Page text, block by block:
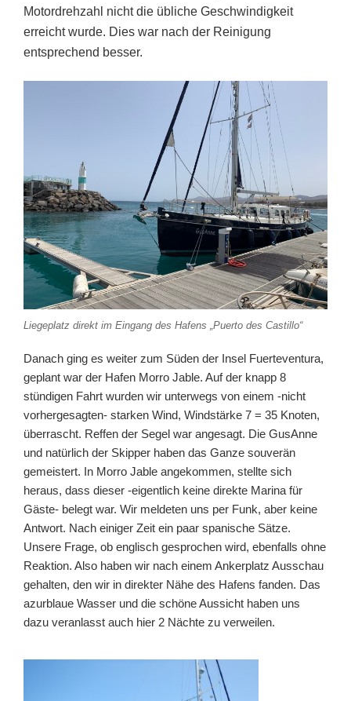
Motordrehzahl nicht die übliche Geschwindigkeit
erreicht wurde. Dies war nach der Reinigung
entsprechend besser.
Liegeplatz direkt im Eingang des Hafens „Puerto des Castillo“
Danach ging es weiter zum Süden der Insel Fuerteventura,
geplant war der Hafen Morro Jable. Auf der knapp 8
stündigen Fahrt wurden wir unterwegs von einem -nicht
vorhergesagten- starken Wind, Windstärke 7 = 35 Knoten,
überrascht. Reffen der Segel war angesagt. Die GusAnne
und natürlich der Skipper haben das Ganze souverän
gemeistert. In Morro Jable angekommen, stellte sich
heraus, dass dieser -eigentlich keine direkte Marina für
Gäste- belegt war. Wir meldeten uns per Funk, aber keine
Antwort. Nach einiger Zeit ein paar spanische Sätze.
Unsere Frage, ob englisch gesprochen wird, ebenfalls ohne
Reaktion. Also haben wir nach einem Ankerplatz Ausschau
gehalten, den wir in direkter Nähe des Hafens fanden. Das
azurblaue Wasser und die schöne Aussicht haben uns
dazu veranlasst auch hier 2 Nächte zu verweilen.